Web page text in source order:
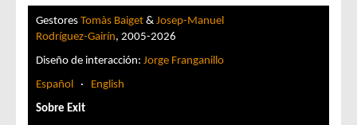
Gestores Tomàs Baiget & Josep-Manuel
Rodríguez-Gairín, 2005-2026
Diseño de interacción: Jorge Franganillo
Español · English
Sobre Exit